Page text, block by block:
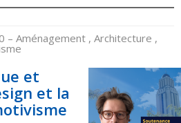
– Aménagement , Architecture ,
et
et la